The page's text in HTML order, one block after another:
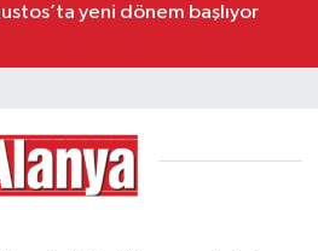
yeni dönem başlıyor